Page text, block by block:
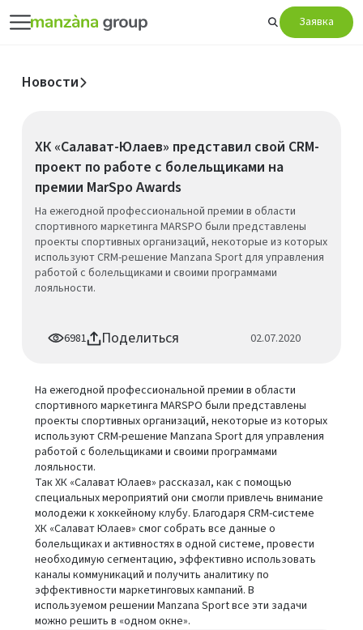
Заявка
Новости
ХК «Салават-Юлаев» представил свой CRM-
проект по работе с болельщиками на
премии MarSpo Awards
На ежегодной профессиональной премии в области
спортивного маркетинга MARSPO были представлены
проекты спортивных организаций, некоторые из которых
используют CRM-решение Manzana Sport для управления
работой с болельщиками и своими программами
лояльности.
6981 Поделиться 02.07.2020
На ежегодной профессиональной премии в области
спортивного маркетинга MARSPO были представлены
проекты спортивных организаций, некоторые из которых
используют CRM-решение Manzana Sport для управления
работой с болельщиками и своими программами
лояльности.
Так ХК «Салават Юлаев» рассказал, как с помощью
специальных мероприятий они смогли привлечь внимание
молодежи к хоккейному клубу. Благодаря CRM-системе
ХК «Салават Юлаев» смог собрать все данные о
болельщиках и активностях в одной системе, провести
необходимую сегментацию, эффективно использовать
каналы коммуникаций и получить аналитику по
эффективности маркетинговых кампаний. В
используемом решении Manzana Sport все эти задачи
можно решить в «одном окне».